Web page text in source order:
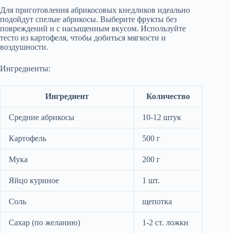
Для приготовления абрикосовых кнедликов идеально
подойдут спелые абрикосы. Выберите фрукты без
повреждений и с насыщенным вкусом. Используйте
тесто из картофеля, чтобы добиться мягкости и
воздушности.
Ингредиенты:
Ингредиент Количество
Средние абрикосы 10-12 штук
Картофель 500 г
Мука 200 г
Яйцо куриное 1 шт.
Соль щепотка
Сахар (по желанию) 1-2 ст. ложки